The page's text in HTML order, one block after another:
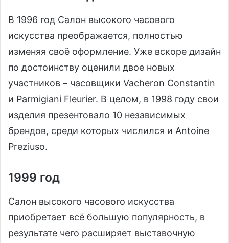
В 1996 год Салон высокого часового
искусства преображается, полностью
изменяя своё оформление. Уже вскоре дизайн
по достоинству оценили двое новых
участников – часовщики Vacheron Constantin
и Parmigiani Fleurier. В целом, в 1998 году свои
изделия презентовало 10 независимых
брендов, среди которых числился и Antoine
Preziuso.
1999 год
Салон высокого часового искусства
приобретает всё большую популярность, в
результате чего расширяет выставочную